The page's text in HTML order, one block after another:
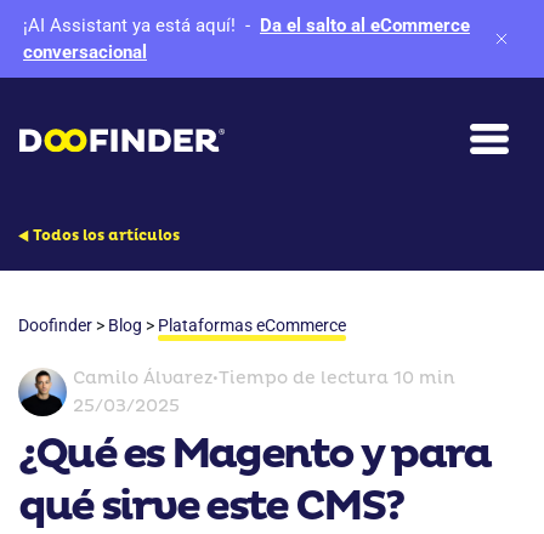
¡AI Assistant ya está aquí! - Da el salto al eCommerce
conversacional
Todos los artículos
Doofinder > Blog > Plataformas eCommerce
Camilo Álvarez•Tiempo de lectura 10 min
25/03/2025
¿Qué es Magento y para
qué sirve este CMS?